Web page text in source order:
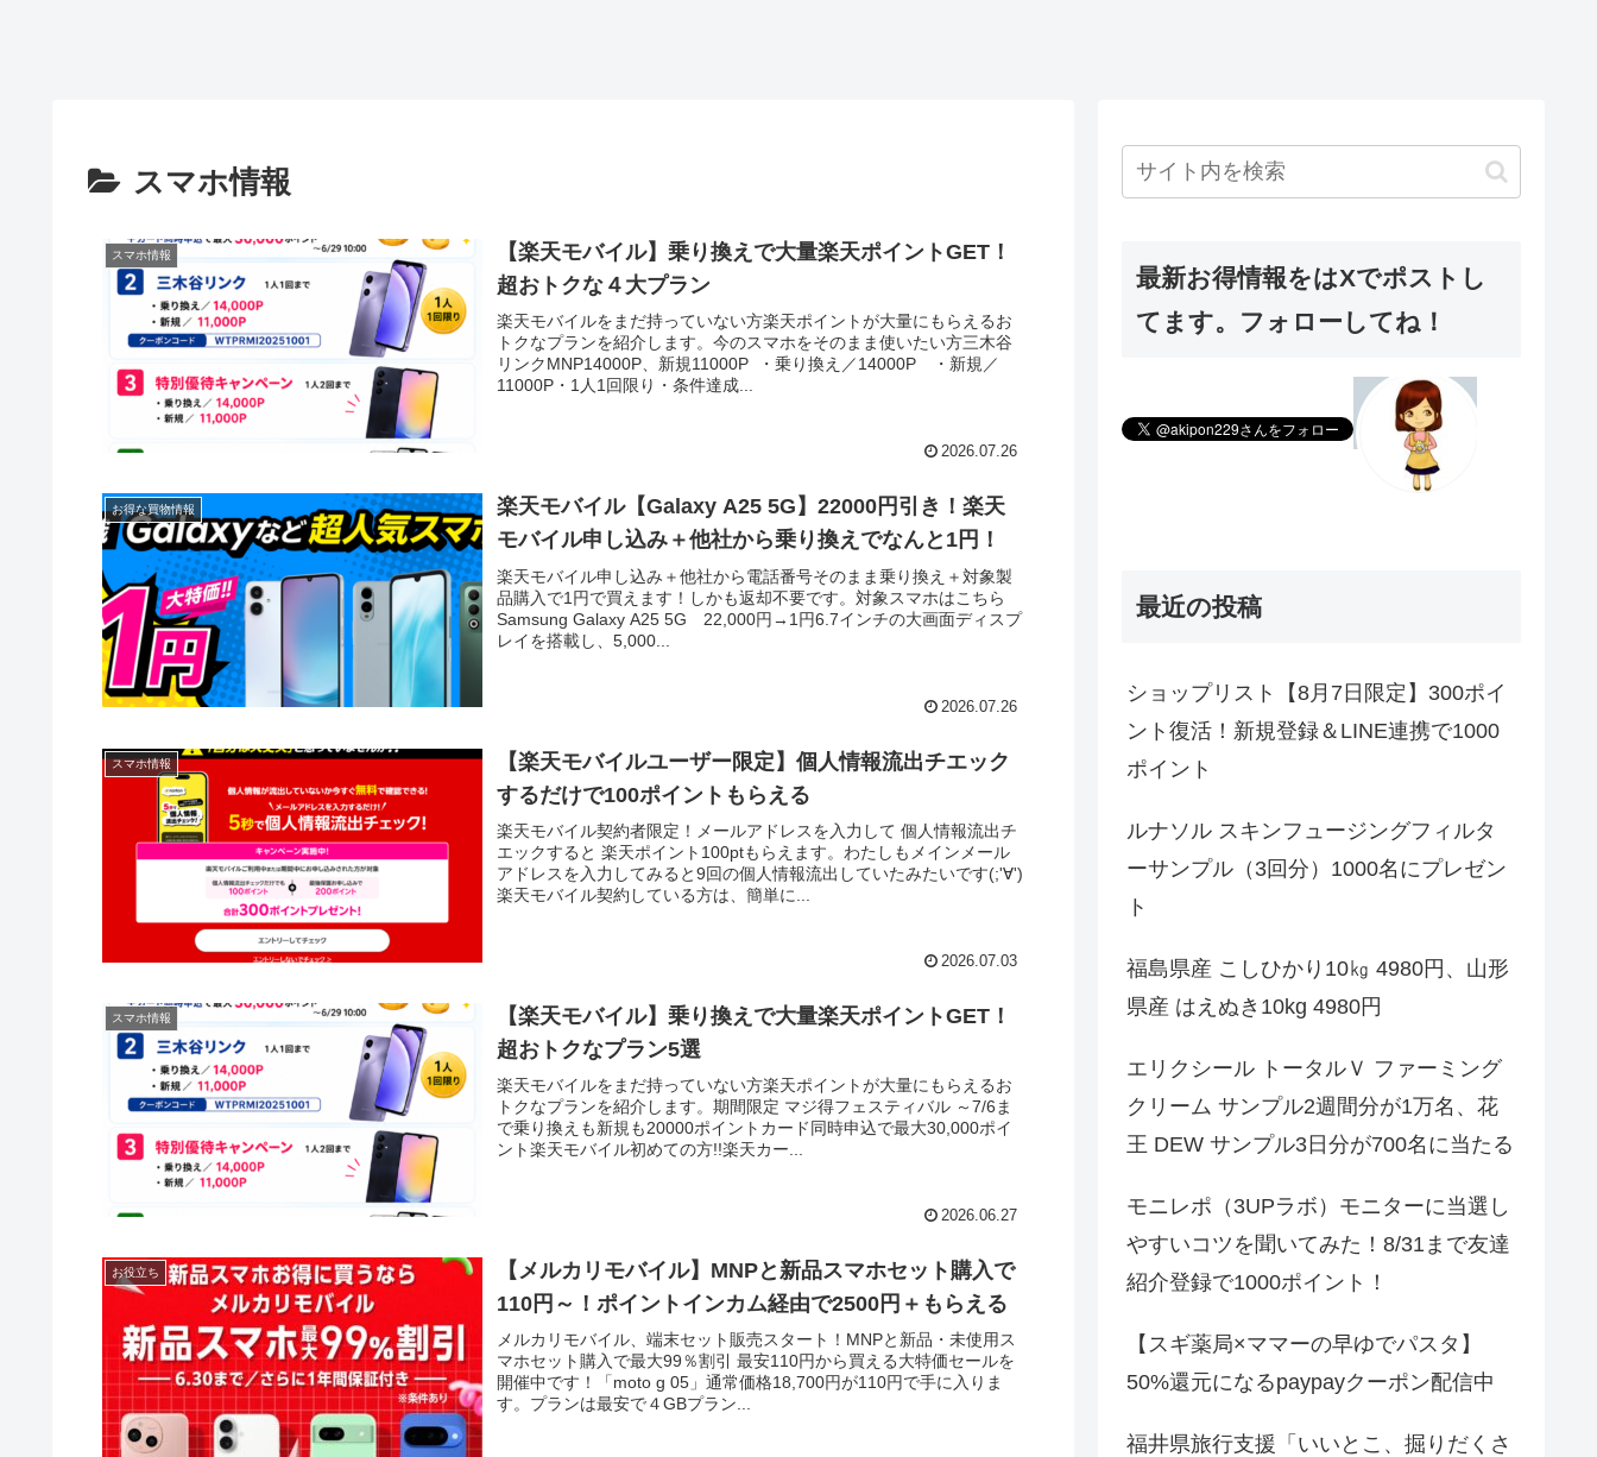
スマホ情報
スマホ情報
【楽天モバイル】乗り換えで大量楽天ポイントGET！
超おトクな４大プラン
楽天モバイルをまだ持っていない方楽天ポイントが大量にもらえるお
トクなプランを紹介します。今のスマホをそのまま使いたい方三木谷
リンクMNP14000P、新規11000P ・乗り換え／14000P ・新規／
11000P・1人1回限り・条件達成...
2026.07.26
お得な買物情報
楽天モバイル【Galaxy A25 5G】22000円引き！楽天
モバイル申し込み＋他社から乗り換えでなんと1円！
楽天モバイル申し込み＋他社から電話番号そのまま乗り換え＋対象製
品購入で1円で買えます！しかも返却不要です。対象スマホはこちら
Samsung Galaxy A25 5G 22,000円→1円6.7インチの大画面ディスプ
レイを搭載し、5,000...
2026.07.26
スマホ情報
【楽天モバイルユーザー限定】個人情報流出チエック
するだけで100ポイントもらえる
楽天モバイル契約者限定！メールアドレスを入力して 個人情報流出チ
エックすると 楽天ポイント100ptもらえます。わたしもメインメール
アドレスを入力してみると9回の個人情報流出していたみたいです(;'∀')
楽天モバイル契約している方は、簡単に...
2026.07.03
スマホ情報
【楽天モバイル】乗り換えで大量楽天ポイントGET！
超おトクなプラン5選
楽天モバイルをまだ持っていない方楽天ポイントが大量にもらえるお
トクなプランを紹介します。期間限定 マジ得フェスティバル ～7/6ま
で乗り換えも新規も20000ポイントカード同時申込で最大30,000ポイ
ント楽天モバイル初めての方!!楽天カー...
2026.06.27
お役立ち
【メルカリモバイル】MNPと新品スマホセット購入で
110円～！ポイントインカム経由で2500円＋もらえる
メルカリモバイル、端末セット販売スタート！MNPと新品・未使用ス
マホセット購入で最大99％割引 最安110円から買える大特価セールを
開催中です！「moto g 05」通常価格18,700円が110円で手に入りま
す。プランは最安で４GBプラン...
最新お得情報をはXでポストし
てます。フォローしてね！
最近の投稿
ショップリスト【8月7日限定】300ポイ
ント復活！新規登録＆LINE連携で1000
ポイント
ルナソル スキンフュージングフィルタ
ーサンプル（3回分）1000名にプレゼン
ト
福島県産 こしひかり10㎏ 4980円、山形
県産 はえぬき10kg 4980円
エリクシール トータルＶ ファーミング
クリーム サンプル2週間分が1万名、花
王 DEW サンプル3日分が700名に当たる
モニレポ（3UPラボ）モニターに当選し
やすいコツを聞いてみた！8/31まで友達
紹介登録で1000ポイント！
【スギ薬局×ママーの早ゆでパスタ】
50%還元になるpaypayクーポン配信中
福井県旅行支援「いいとこ、掘りだくさ